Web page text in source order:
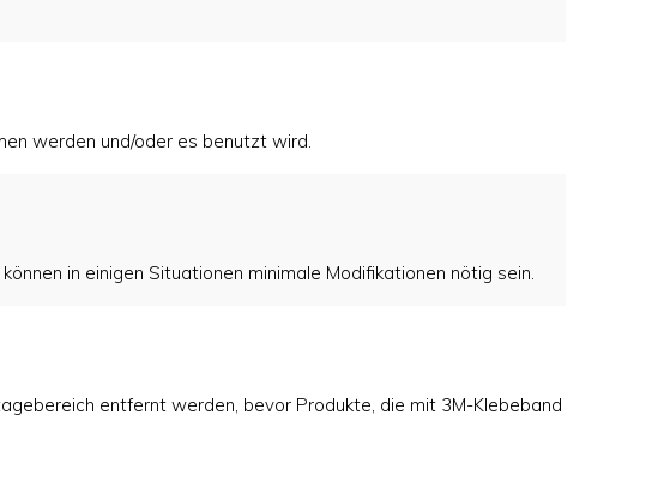
werden und/oder es benutzt wird.
in einigen Situationen minimale Modifikationen nötig sein.
entfernt werden, bevor Produkte, die mit 3M-Klebeband